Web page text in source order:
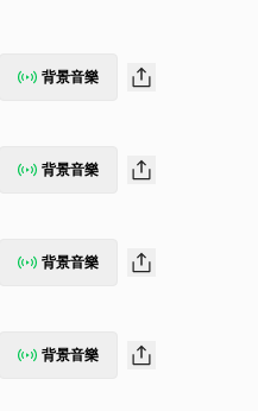
背景音樂
背景音樂
背景音樂
背景音樂